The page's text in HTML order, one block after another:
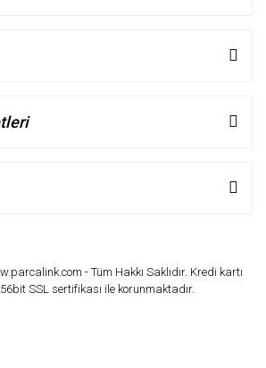
- Tüm Hakkı Saklıdır. Kredi kartı
SSL sertifikası ile korunmaktadır.